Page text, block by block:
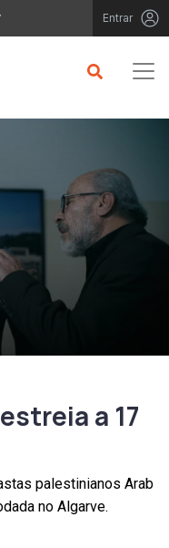
Entrar
a 17
palestinianos Arab
no Algarve.